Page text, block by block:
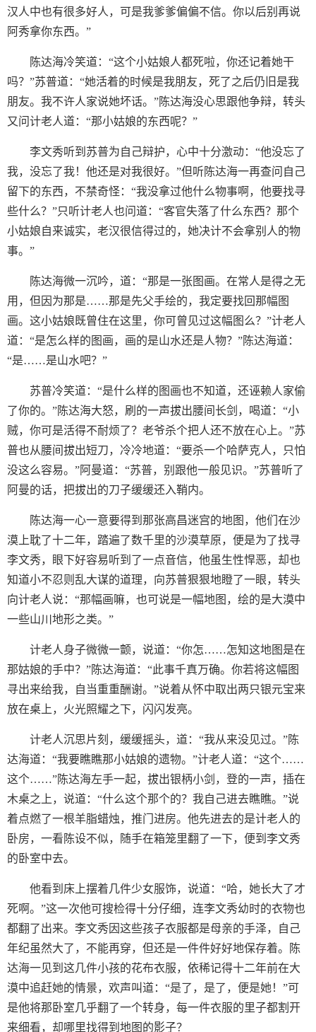
汉人中也有很多好人，可是我爹爹偏偏不信。你以后别再说
阿秀拿你东西。”
陈达海冷笑道：“这个小姑娘人都死啦，你还记着她干
吗？”苏普道：“她活着的时候是我朋友，死了之后仍旧是我
朋友。我不许人家说她坏话。”陈达海没心思跟他争辩，转头
又问计老人道：“那小姑娘的东西呢？”
李文秀听到苏普为自己辩护，心中十分激动：“他没忘了
我，没忘了我！他还是对我很好。”但听陈达海一再查问自己
留下的东西，不禁奇怪：“我没拿过他什么物事啊，他要找寻
些什么？”只听计老人也问道：“客官失落了什么东西？那个
小姑娘自来诚实，老汉很信得过的，她决计不会拿别人的物
事。”
陈达海微一沉吟，道：“那是一张图画。在常人是得之无
用，但因为那是……那是先父手绘的，我定要找回那幅图
画。这小姑娘既曾住在这里，你可曾见过这幅图么？”计老人
道：“是怎么样的图画，画的是山水还是人物？”陈达海道：
“是……是山水吧？”
苏普冷笑道：“是什么样的图画也不知道，还诬赖人家偷
了你的。”陈达海大怒，刷的一声拔出腰间长剑，喝道：“小
贼，你可是活得不耐烦了？老爷杀个把人还不放在心上。”苏
普也从腰间拔出短刀，冷冷地道：“要杀一个哈萨克人，只怕
没这么容易。”阿曼道：“苏普，别跟他一般见识。”苏普听了
阿曼的话，把拔出的刀子缓缓还入鞘内。
陈达海一心一意要得到那张高昌迷宫的地图，他们在沙
漠上耽了十二年，踏遍了数千里的沙漠草原，便是为了找寻
李文秀，眼下好容易听到了一点音信，他虽生性悍恶，却也
知道小不忍则乱大谋的道理，向苏普狠狠地瞪了一眼，转头
向计老人说：“那幅画嘛，也可说是一幅地图，绘的是大漠中
一些山川地形之类。”
计老人身子微微一颤，说道：“你怎……怎知这地图是在
那姑娘的手中？”陈达海道：“此事千真万确。你若将这幅图
寻出来给我，自当重重酬谢。”说着从怀中取出两只银元宝来
放在桌上，火光照耀之下，闪闪发亮。
计老人沉思片刻，缓缓摇头，道：“我从来没见过。”陈
达海道：“我要瞧瞧那小姑娘的遗物。”计老人道：“这个……
这个……”陈达海左手一起，拔出银柄小剑，登的一声，插在
木桌之上，说道：“什么这个那个的？我自己进去瞧瞧。”说
着点燃了一根羊脂蜡烛，推门进房。他先进去的是计老人的
卧房，一看陈设不似，随手在箱笼里翻了一下，便到李文秀
的卧室中去。
他看到床上摆着几件少女服饰，说道：“哈，她长大了才
死啊。”这一次他可搜检得十分仔细，连李文秀幼时的衣物也
都翻了出来。李文秀因这些孩子衣服都是母亲的手泽，自己
年纪虽然大了，不能再穿，但还是一件件好好地保存着。陈
达海一见到这几件小孩的花布衣服，依稀记得十二年前在大
漠中追赶她的情景，欢声叫道：“是了，是了，便是她！”可
是他将那卧室几乎翻了一个转身，每一件衣服的里子都割开
来细看，却哪里找得到地图的影子？